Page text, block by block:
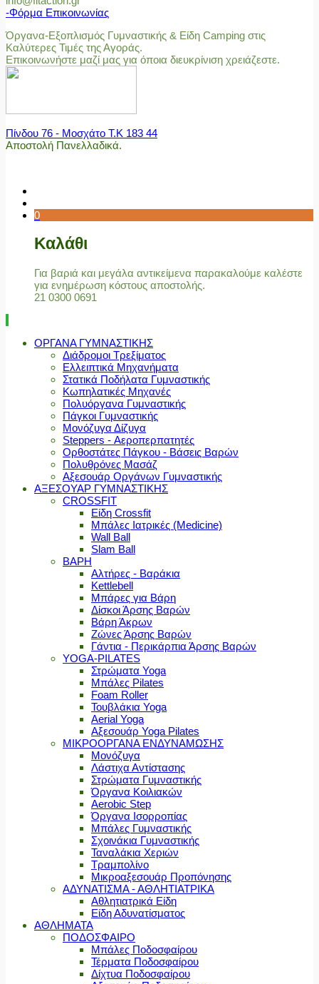
-Φόρμα Επικοινωνίας
Όργανα-Εξοπλισμός Γυμναστικής & Είδη Camping στις
Καλύτερες Τιμές της Αγοράς.
Επικοινωνήστε μαζί μας για όποια διευκρίνιση χρειάζεστε.
Πίνδου 76 - Μοσχάτο Τ.Κ 183 44
Αποστολή Πανελλαδικά.
0
Καλάθι
Για βαριά και μεγάλα αντικείμενα παρακαλούμε καλέστε
για ενημέρωση κόστους αποστολής.
21 0300 0691
ΟΡΓΑΝΑ ΓΥΜΝΑΣΤΙΚΗΣ
Διάδρομοι Τρεξίματος
Ελλειπτικά Μηχανήματα
Στατικά Ποδήλατα Γυμναστικής
Κωπηλατικές Μηχανές
Πολυόργανα Γυμναστικής
Πάγκοι Γυμναστικής
Μονόζυγα Δίζυγα
Steppers - Αεροπερπατητές
Ορθοστάτες Πάγκου - Βάσεις Βαρών
Πολυθρόνες Μασάζ
Αξεσουάρ Οργάνων Γυμναστικής
ΑΞΕΣΟΥΑΡ ΓΥΜΝΑΣΤΙΚΗΣ
CROSSFIT
Είδη Crossfit
Μπάλες Ιατρικές (Medicine)
Wall Ball
Slam Ball
ΒΑΡΗ
Αλτήρες - Βαράκια
Kettlebell
Μπάρες για Βάρη
Δίσκοι Άρσης Βαρών
Βάρη Άκρων
Ζώνες Άρσης Βαρών
Γάντια - Περικάρπια Άρσης Βαρών
YOGA-PILATES
Στρώματα Yoga
Μπάλες Pilates
Foam Roller
Τουβλάκια Yoga
Aerial Yoga
Αξεσουάρ Yoga Pilates
ΜΙΚΡΟΟΡΓΑΝΑ ΕΝΔΥΝΑΜΩΣΗΣ
Μονόζυγα
Λάστιχα Αντίστασης
Στρώματα Γυμναστικής
Όργανα Κοιλιακών
Aerobic Step
Όργανα Ισορροπίας
Μπάλες Γυμναστικής
Σχοινάκια Γυμναστικής
Ταναλάκια Χεριών
Τραμπολίνο
Μικροαξεσουάρ Προπόνησης
ΑΔΥΝΑΤΙΣΜΑ - ΑΘΛΗΤΙΑΤΡΙΚΑ
Αθλητιατρικά Είδη
Είδη Αδυνατίσματος
ΑΘΛΗΜΑΤΑ
ΠΟΔΟΣΦΑΙΡΟ
Μπάλες Ποδοσφαίρου
Τέρματα Ποδοσφαίρου
Δίχτυα Ποδοσφαίρου